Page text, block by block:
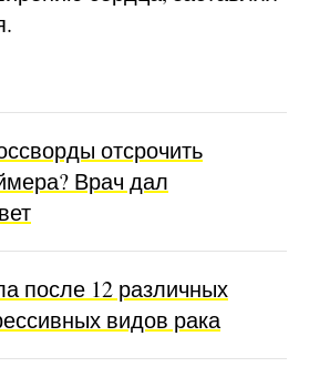
отсрочить
Врач дал
после 12 различных
видов рака